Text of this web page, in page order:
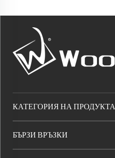
КАТЕГОРИЯ НА ПРОДУКТА
БЪРЗИ ВРЪЗКИ